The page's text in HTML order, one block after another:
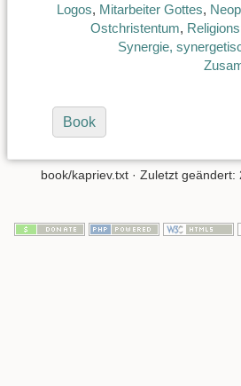
Logos, Mitarbeiter Gottes,
Ostchristentum,
Synergie,
Book
book/kapriev.txt · Zuletzt